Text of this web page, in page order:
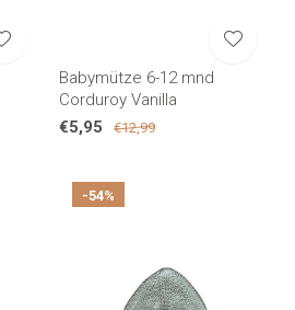
Babymütze 6-12 mnd
Corduroy Vanilla
€5,95
€12,99
-54%